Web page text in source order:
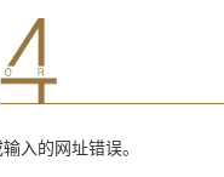
入的网址错误。